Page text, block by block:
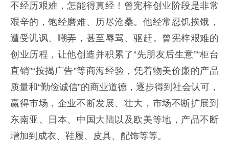
不经历艰难，怎能得真经！曾宪梓创业阶段是非常
艰辛的，饱经磨难、历尽沧桑。他经常忍饥挨饿，
遭受讥讽、嘲弄，甚至辱骂、驱赶。曾宪梓艰难的
创业历程，让他创造并积累了“先朋友后生意”“柜台
直销”“按揭广告”等商海经验，凭着物美价廉的产品
质量和“勤俭诚信”的商业道德，逐步得到社会认可，
赢得市场，企业不断发展、壮大，市场不断扩展到
东南亚、日本、中国大陆以及欧美等地，产品不断
增加到成衣、鞋履、皮具、配饰等等。